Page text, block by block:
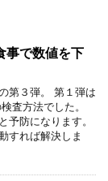
事で数値を下
第３弾。 第１弾は
査方法でした。
予防になります。
すれば解決しま